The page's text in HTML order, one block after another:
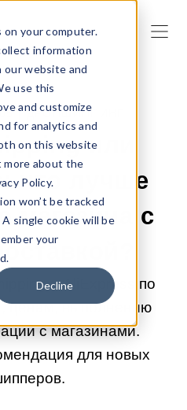
your computer.
information
website and
use this
and customize
for analytics and
on this website
more about the
Policy.
won’t be tracked
single cookie will be
your
Decline
| ДРОПШИППИНГ
или
что лучше
магазина с
и AliExpress по
ценам, выполнению
с магазинами.
для новых